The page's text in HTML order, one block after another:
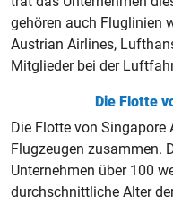
gehören auch Fluglinien
Austrian Airlines,
Mitglieder bei der
Die Flotte
Die Flotte von
Flugzeugen zusammen.
Unternehmen über 100
durchschnittliche Alter